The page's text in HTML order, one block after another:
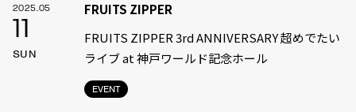
2025.05
11
SUN
EVENT
FRUITS ZIPPER
FRUITS ZIPPER 3rd ANNIVERSARY 超めでたい
ライブ at 神戸ワールド記念ホール